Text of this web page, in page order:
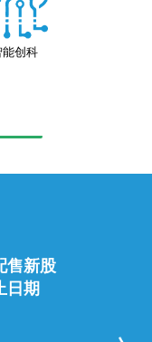
能创科
售新股
日期